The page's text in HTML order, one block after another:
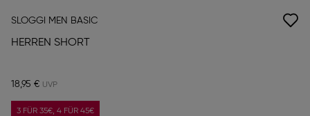
SLOGGI MEN BASIC
HERREN SHORT
18,95 €
3 FÜR 35€, 4 FÜR 45€